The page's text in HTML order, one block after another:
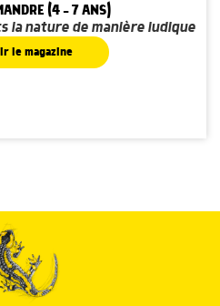
(4 - 7 ANS)
la nature de manière ludique
le magazine